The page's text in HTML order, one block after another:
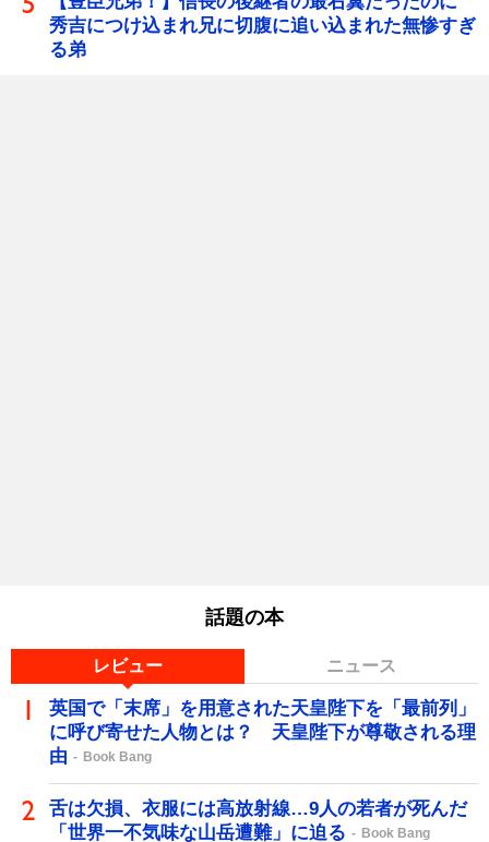
秀吉につけ込まれ兄に切腹に追い込まれた無惨すぎ
る弟
話題の本
レビュー ニュース
英国で「末席」を用意された天皇陛下を「最前列」
に呼び寄せた人物とは？ 天皇陛下が尊敬される理
由
Book Bang
舌は欠損、衣服には高放射線…9人の若者が死んだ
「世界一不気味な山岳遭難」に迫る
Book Bang